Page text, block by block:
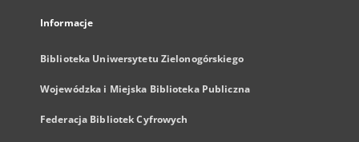
Informacje
Biblioteka Uniwersytetu Zielonogórskiego
Wojewódzka i Miejska Biblioteka Publiczna
Federacja Bibliotek Cyfrowych